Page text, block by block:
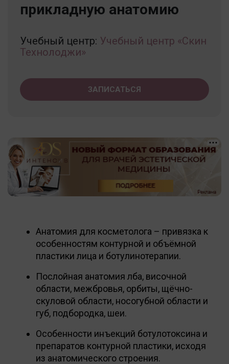
прикладную анатомию
Учебный центр: Учебный центр «Скин
Технолоджи»
ЗАПИСАТЬСЯ
Анатомия для косметолога – привязка к
особенностям контурной и объёмной
пластики лица и ботулинотерапии.
Послойная анатомия лба, височной
области, межбровья, орбиты, щёчно-
скуловой области, носогубной области и
губ, подбородка, шеи.
Особенности инъекций ботулотоксина и
препаратов контурной пластики, исходя
из анатомического строения.